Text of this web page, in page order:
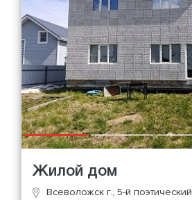
Жилой дом
Всеволожск г., 5-й поэтический